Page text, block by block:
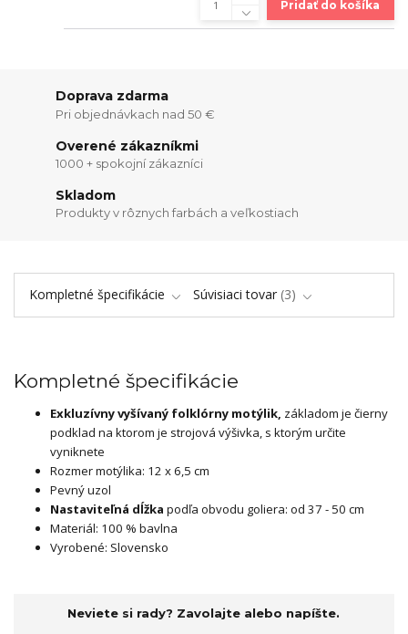
Pridať do košíka
Doprava zdarma
Pri objednávkach nad 50 €
Overené zákazníkmi
1000 + spokojní zákazníci
Skladom
Produkty v rôznych farbách a veľkostiach
Kompletné špecifikácie Súvisiaci tovar 3
Kompletné špecifikácie
Exkluzívny vyšívaný folklórny motýlik, základom je čierny
podklad na ktorom je strojová výšivka, s ktorým určite
vyniknete
Rozmer motýlika: 12 x 6,5 cm
Pevný uzol
Nastaviteľná dĺžka podľa obvodu goliera: od 37 - 50 cm
Materiál: 100 % bavlna
Vyrobené: Slovensko
Neviete si rady? Zavolajte alebo napíšte.